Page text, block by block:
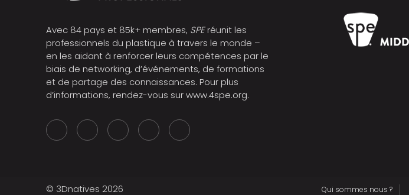
Avec 84 pays et 85k+ membres, SPEréunit les
professionnels du plastique à travers le monde –
en les aidant à renforcer leurs compétences par le
biais de networking, d’événements, de formations
et de partage des connaissances. Pour plus
d’informations, rendez-vous surwww.4spe.org.
Qui sommes nous ?
© 3Dnatives 2026